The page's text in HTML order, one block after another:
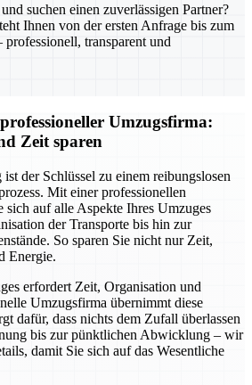
suchen einen zuverlässigen Partner?
Ihnen von der ersten Anfrage bis zum
transparent und
Umzugsfirma:
Zeit sparen
der Schlüssel zu einem reibungslosen
Mit einer professionellen
auf alle Aspekte Ihres Umzuges
der Transporte bis hin zur
So sparen Sie nicht nur Zeit,
Energie.
erfordert Zeit, Organisation und
Umzugsfirma übernimmt diese
dafür, dass nichts dem Zufall überlassen
bis zur pünktlichen Abwicklung – wir
damit Sie sich auf das Wesentliche